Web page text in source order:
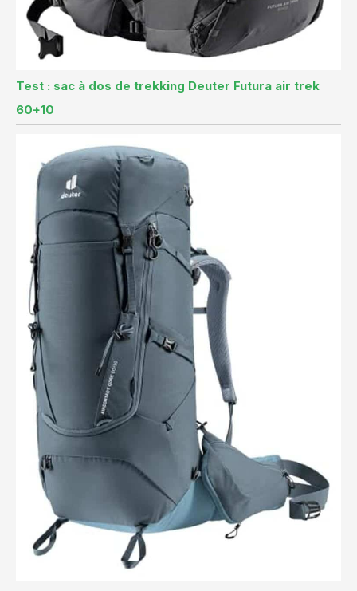
Test : sac à dos de trekking Deuter Futura air trek
60+10